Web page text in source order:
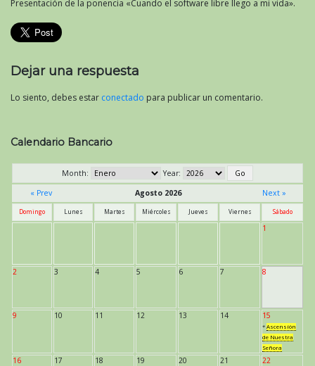
Presentación de la ponencia «Cuando el software libre llego a mi vida».
Dejar una respuesta
Lo siento, debes estar conectado para publicar un comentario.
Calendario Bancario
Month:
Year:
« Prev
Agosto 2026 Next »
Domingo Lunes Martes Miércoles Jueves Viernes Sábado
1
2 3 4 5 6 7 8
9 10 11 12 13 14 15
* Ascensión
de Nuestra
Señora
16 17 18 19 20 21 22